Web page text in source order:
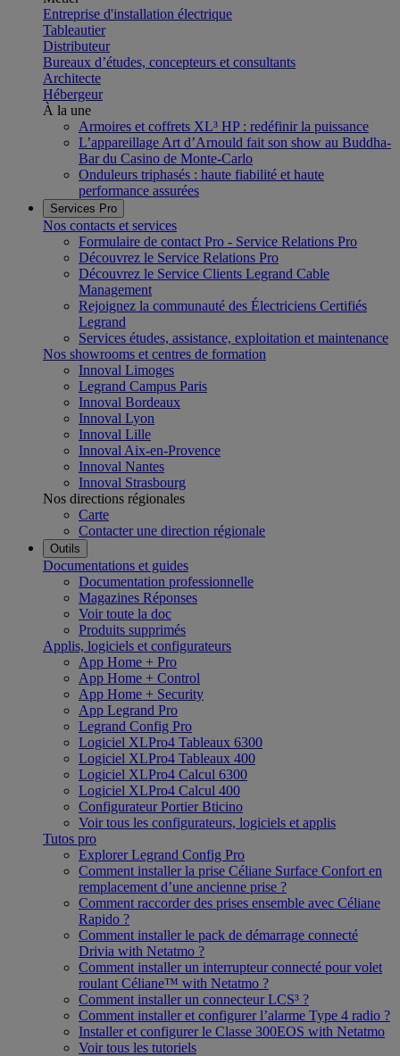
Entreprise d'installation électrique
Tableautier
Distributeur
Bureaux d’études, concepteurs et consultants
Architecte
Hébergeur
À la une
Armoires et coffrets XL³ HP : redéfinir la puissance
L’appareillage Art d’Arnould fait son show au Buddha-
Bar du Casino de Monte-Carlo
Onduleurs triphasés : haute fiabilité et haute
performance assurées
Services Pro
Nos contacts et services
Formulaire de contact Pro - Service Relations Pro
Découvrez le Service Relations Pro
Découvrez le Service Clients Legrand Cable
Management
Rejoignez la communauté des Électriciens Certifiés
Legrand
Services études, assistance, exploitation et maintenance
Nos showrooms et centres de formation
Innoval Limoges
Legrand Campus Paris
Innoval Bordeaux
Innoval Lyon
Innoval Lille
Innoval Aix-en-Provence
Innoval Nantes
Innoval Strasbourg
Nos directions régionales
Carte
Contacter une direction régionale
Outils
Documentations et guides
Documentation professionnelle
Magazines Réponses
Voir toute la doc
Produits supprimés
Applis, logiciels et configurateurs
App Home + Pro
App Home + Control
App Home + Security
App Legrand Pro
Legrand Config Pro
Logiciel XLPro4 Tableaux 6300
Logiciel XLPro4 Tableaux 400
Logiciel XLPro4 Calcul 6300
Logiciel XLPro4 Calcul 400
Configurateur Portier Bticino
Voir tous les configurateurs, logiciels et applis
Tutos pro
Explorer Legrand Config Pro
Comment installer la prise Céliane Surface Confort en
remplacement d’une ancienne prise ?
Comment raccorder des prises ensemble avec Céliane
Rapido ?
Comment installer le pack de démarrage connecté
Drivia with Netatmo ?
Comment installer un interrupteur connecté pour volet
roulant Céliane™ with Netatmo ?
Comment installer un connecteur LCS³ ?
Comment installer et configurer l’alarme Type 4 radio ?
Installer et configurer le Classe 300EOS with Netatmo
Voir tous les tutoriels